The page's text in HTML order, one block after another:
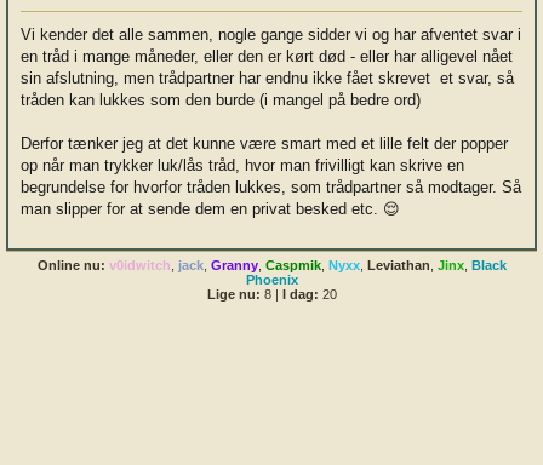
Vi kender det alle sammen, nogle gange sidder vi og har afventet svar i
en tråd i mange måneder, eller den er kørt død - eller har alligevel nået
sin afslutning, men trådpartner har endnu ikke fået skrevet et svar, så
tråden kan lukkes som den burde (i mangel på bedre ord)
Derfor tænker jeg at det kunne være smart med et lille felt der popper
op når man trykker luk/lås tråd, hvor man frivilligt kan skrive en
begrundelse for hvorfor tråden lukkes, som trådpartner så modtager. Så
man slipper for at sende dem en privat besked etc. 😌
Online nu: v0idwitch jack, Granny, Caspmik, Nyxx, Leviathan Jinx, Black
Phoenix
Lige nu: 8| I dag: 20